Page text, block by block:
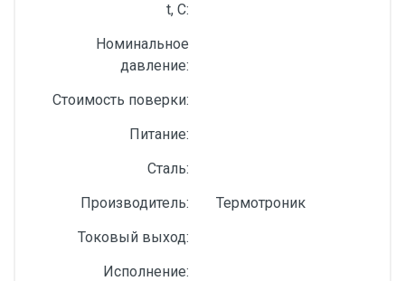
t, С:
Номинальное
давление:
Стоимость поверки:
Питание:
Сталь:
Производитель:
Термотроник
Токовый выход:
Исполнение: